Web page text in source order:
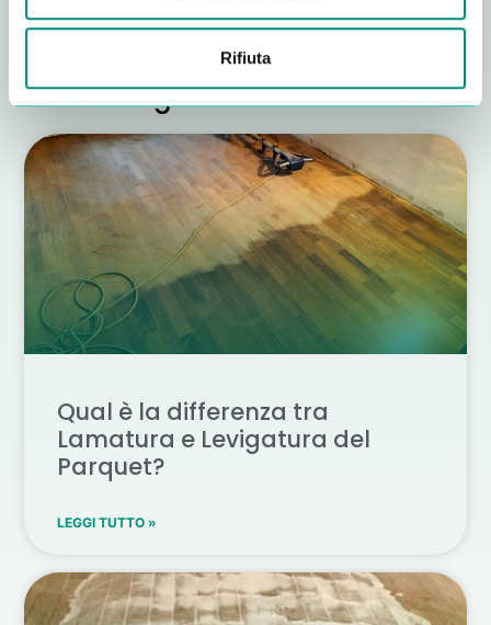
Rifiuta
Altri consigli utili
Qual è la differenza tra
Lamatura e Levigatura del
Parquet?
LEGGI TUTTO »